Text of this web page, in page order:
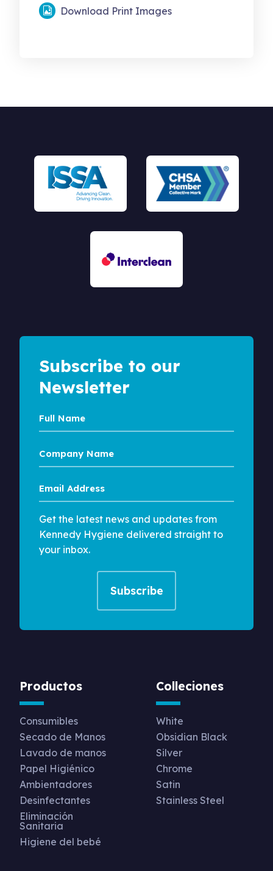
Download Print Images
Subscribe to our
Newsletter
Full
Name
Company
Name
Email
Address
Get the latest news and updates from
Kennedy Hygiene delivered straight to
your inbox.
Productos
Consumibles
Secado de Manos
Lavado de manos
Papel Higiénico
Ambientadores
Desinfectantes
Eliminación
Sanitaria
Higiene del bebé
Colleciones
White
Obsidian Black
Silver
Chrome
Satin
Stainless Steel